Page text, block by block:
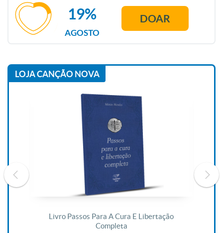
AGOSTO
19% DOAR
LOJA CANÇÃO NOVA
Livro Passos Para A Cura E Libertação
Completa